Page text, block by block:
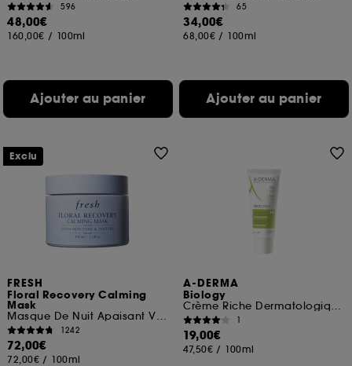
596
48,00€
160,00€ / 100ml
Ajouter au panier
65
34,00€
68,00€ / 100ml
Ajouter au panier
FRESH
Floral Recovery Calming
Mask
Masque De Nuit Apaisant Visage A La Vitamine C
1242
72,00€
72,00€ / 100ml
Exclu
A-DERMA
Biology
Crème Riche Dermatologique Hydratante
1
19,00€
47,50€ / 100ml